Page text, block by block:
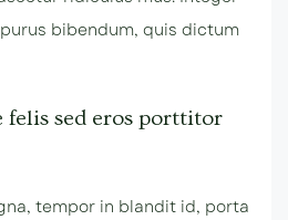
bibendum, quis dictum
felis sed eros porttitor
tempor in blandit id, porta